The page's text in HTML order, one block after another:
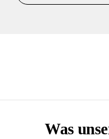
Was